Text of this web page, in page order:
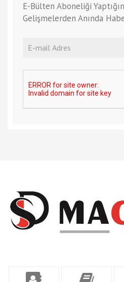
E-Bülten Aboneliği
Gelişmelerden Anında